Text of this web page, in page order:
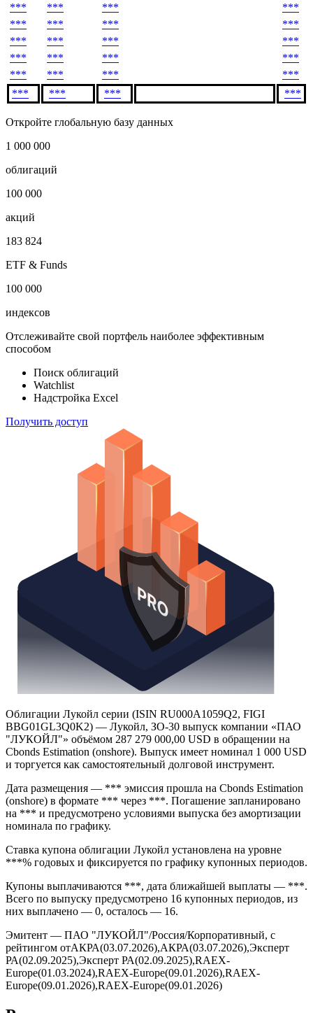
***
*** ***
***
***
*** ***
***
***
*** ***
***
***
*** ***
***
***
*** ***
***
***
*** *** ***
Откройте глобальную базу данных
1 000 000
облигаций
100 000
акций
183 824
ETF & Funds
100 000
индексов
Отслеживайте свой портфель наиболее эффективным
способом
Поиск облигаций
Watchlist
Надстройка Excel
Получить доступ
Облигации Лукойл серии (ISIN RU000A1059Q2, FIGI
BBG01GL3Q0K2) — Лукойл, ЗО-30 выпуск компании «ПАО
"ЛУКОЙЛ"» объёмом 287 279 000,00 USD в обращении на
Cbonds Estimation (onshore). Выпуск имеет номинал 1 000 USD
и торгуется как самостоятельный долговой инструмент.
Дата размещения — *** эмиссия прошла на Cbonds Estimation
(onshore) в формате *** через ***. Погашение запланировано
на *** и предусмотрено условиями выпуска без амортизации
номинала по графику.
Ставка купона облигации Лукойл установлена на уровне
***% годовых и фиксируется по графику купонных периодов.
Купоны выплачиваются ***, дата ближайшей выплаты — ***.
Всего по выпуску предусмотрено 16 купонных периодов, из
них выплачено — 0, осталось — 16.
Эмитент — ПАО "ЛУКОЙЛ"/Россия/Корпоративный, с
рейтингом отАКРА(03.07.2026),АКРА(03.07.2026),Эксперт
РА(02.09.2025),Эксперт РА(02.09.2025),RAEX-
Europe(01.03.2024),RAEX-Europe(09.01.2026),RAEX-
Europe(09.01.2026),RAEX-Europe(09.01.2026)